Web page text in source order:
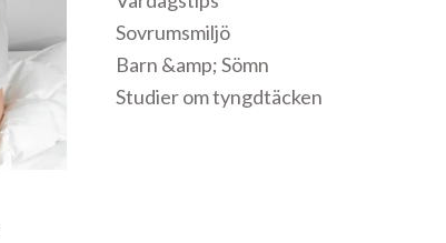
Sovrumsmiljö
Barn &amp; Sömn
Studier om tyngdtäcken